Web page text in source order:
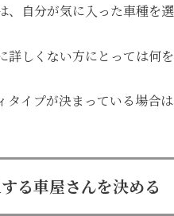
、自分が気に入った車種を選
詳しくない方にとっては何
タイプが決まっている場合は
る車屋さんを決める